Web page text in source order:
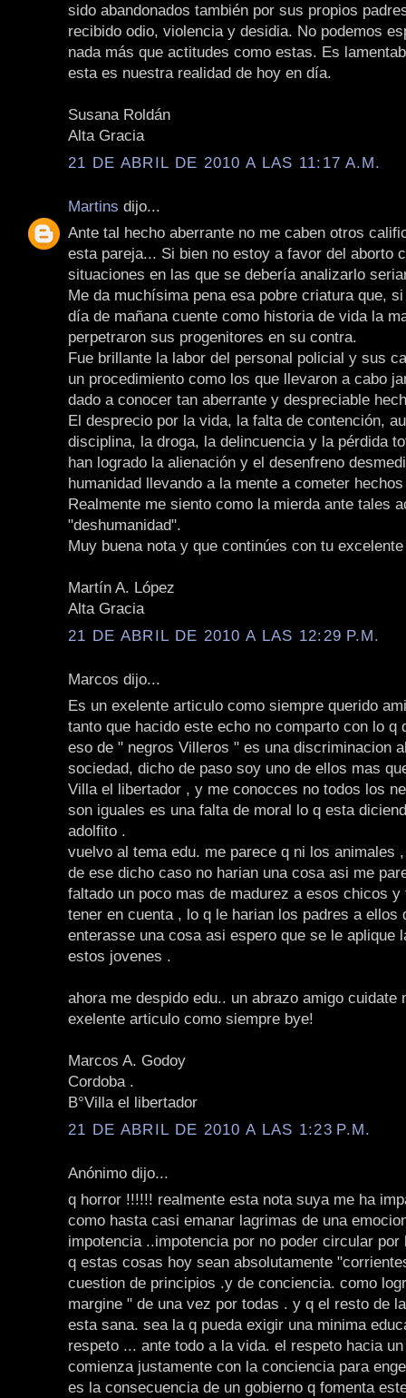
sido abandonados también por sus propios
recibido odio, violencia y desidia. No podemos
nada más que actitudes como estas. Es
esta es nuestra realidad de hoy en día.
Susana Roldán
Alta Gracia
21 DE ABRIL DE 2010 A LAS 11:17 A.M.
Martins dijo...
Ante tal hecho aberrante no me caben otros
esta pareja... Si bien no estoy a favor del aborto
situaciones en las que se debería analizarlo
Me da muchísima pena esa pobre criatura que,
día de mañana cuente como historia de vida la
perpetraron sus progenitores en su contra.
Fue brillante la labor del personal policial y sus
un procedimiento como los que llevaron a cabo
dado a conocer tan aberrante y despreciable
El desprecio por la vida, la falta de contención,
disciplina, la droga, la delincuencia y la pérdida
han logrado la alienación y el desenfreno
humanidad llevando a la mente a cometer
Realmente me siento como la mierda ante tales
"deshumanidad".
Muy buena nota y que continúes con tu
Martín A. López
Alta Gracia
21 DE ABRIL DE 2010 A LAS 12:29 P.M.
Marcos dijo...
Es un exelente articulo como siempre querido
tanto que hacido este echo no comparto con lo q
eso de " negros Villeros " es una discriminacion
sociedad, dicho de paso soy uno de ellos mas
Villa el libertador , y me conocces no todos los
son iguales es una falta de moral lo q esta
adolfito .
vuelvo al tema edu. me parece q ni los animales
de ese dicho caso no harian una cosa asi me
faltado un poco mas de madurez a esos chicos y
tener en cuenta , lo q le harian los padres a ellos
enterasse una cosa asi espero que se le aplique
estos jovenes .
ahora me despido edu.. un abrazo amigo cuidate
exelente articulo como siempre bye!
Marcos A. Godoy
Cordoba .
B°Villa el libertador
21 DE ABRIL DE 2010 A LAS 1:23 P.M.
Anónimo dijo...
q horror !!!!!! realmente esta nota suya me ha
como hasta casi emanar lagrimas de una
impotencia ..impotencia por no poder circular por
q estas cosas hoy sean absolutamente
cuestion de principios .y de conciencia. como
margine " de una vez por todas . y q el resto de
esta sana. sea la q pueda exigir una minima
respeto ... ante todo a la vida. el respeto hacia
comienza justamente con la conciencia para
es la consecuencia de un gobierno q fomenta